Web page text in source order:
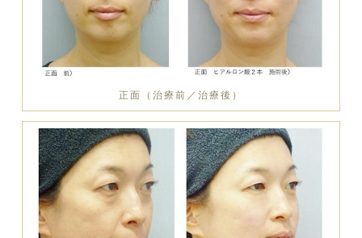
正面（治療前／治療後）